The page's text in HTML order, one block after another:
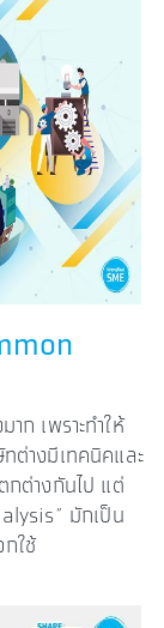
ก เพราะทำให้
ต่างมีเทคนิคและ
กต่างกันไป แต่
มักเป็น
ใช้